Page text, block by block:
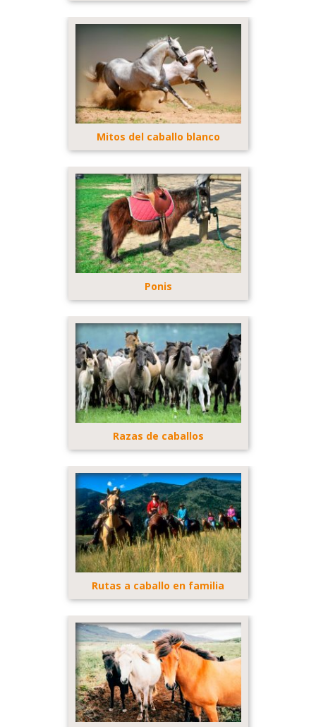
Mitos del caballo blanco
Ponis
Razas de caballos
Rutas a caballo en familia